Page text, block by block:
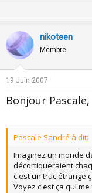
nikoteen
Membre
19 Juin 2007
Bonjour Pascale,
Pascale Sandré à dit:
Imaginez un monde
décortiqueraient
c'est un truc étrange
Voyez c'est ça qui